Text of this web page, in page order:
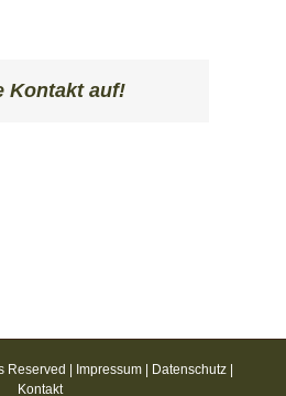
Kontakt auf!
Reserved | Impressum Datenschutz
Kontakt